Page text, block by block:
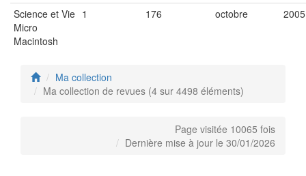
Science et Vie
Micro
Macintosh
1 176 octobre 2005
Ma collection
Ma collection de revues (4 sur 4498 éléments)
Page visitée 10065 fois
Dernière mise à jour le 30/01/2026